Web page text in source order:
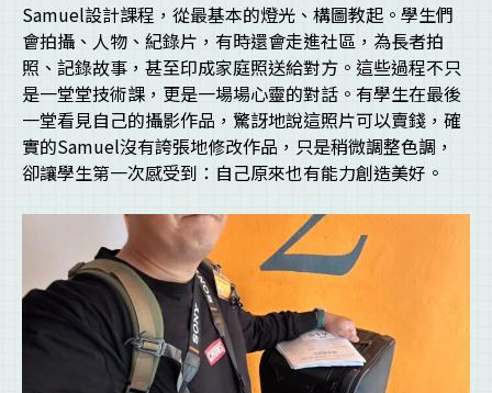
Samuel設計課程，從最基本的燈光、構圖教起。學生們
會拍攝、人物、紀錄片，有時還會走進社區，為長者拍
照、記錄故事，甚至印成家庭照送給對方。這些過程不只
是一堂堂技術課，更是一場場心靈的對話。有學生在最後
一堂看見自己的攝影作品，驚訝地說這照片可以賣錢，確
實的Samuel沒有誇張地修改作品，只是稍微調整色調，
卻讓學生第一次感受到：自己原來也有能力創造美好。